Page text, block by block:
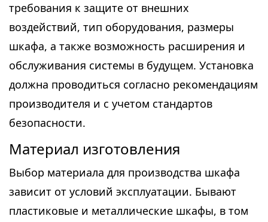
требования к защите от внешних
воздействий, тип оборудования, размеры
шкафа, а также возможность расширения и
обслуживания системы в будущем. Установка
должна проводиться согласно рекомендациям
производителя и с учетом стандартов
безопасности.
Материал изготовления
Выбор материала для производства шкафа
зависит от условий эксплуатации. Бывают
пластиковые и металлические шкафы, в том